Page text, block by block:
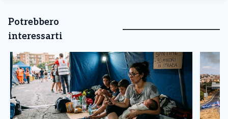
Potrebbero
interessarti